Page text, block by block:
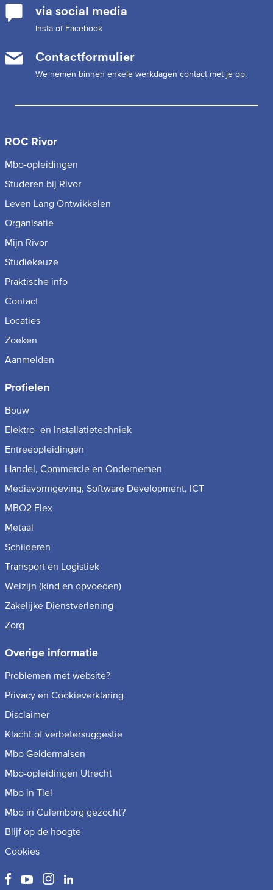
via social media
Insta of Facebook
Contactformulier
We nemen binnen enkele werkdagen contact met je op.
ROC Rivor
Mbo-opleidingen
Studeren bij Rivor
Leven Lang Ontwikkelen
Organisatie
Mijn Rivor
Studiekeuze
Praktische info
Contact
Locaties
Zoeken
Aanmelden
Profielen
Bouw
Elektro- en Installatietechniek
Entreeopleidingen
Handel, Commercie en Ondernemen
Mediavormgeving, Software Development, ICT
MBO2 Flex
Metaal
Schilderen
Transport en Logistiek
Welzijn (kind en opvoeden)
Zakelijke Dienstverlening
Zorg
Overige informatie
Problemen met website?
Privacy en Cookieverklaring
Disclaimer
Klacht of verbetersuggestie
Mbo Geldermalsen
Mbo-opleidingen Utrecht
Mbo in Tiel
Mbo in Culemborg gezocht?
Blijf op de hoogte
Cookies